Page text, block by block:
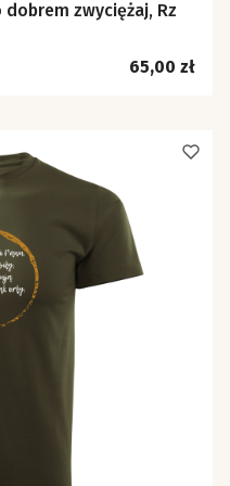
dobrem zwyciężaj, Rz
Cena
65,00 zł